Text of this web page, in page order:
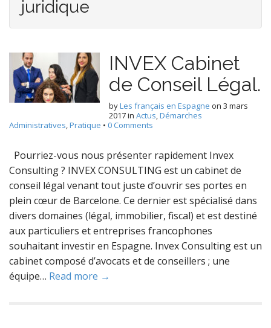
juridique
INVEX Cabinet
de Conseil Légal.
byLes français en Espagne on 3 mars
2017in Actus,Démarches
Administratives,Pratique • 0 Comments
Pourriez-vous nous présenter rapidement Invex
Consulting ? INVEX CONSULTING est un cabinet de
conseil légal venant tout juste d’ouvrir ses portes en
plein cœur de Barcelone. Ce dernier est spécialisé dans
divers domaines (légal, immobilier, fiscal) et est destiné
aux particuliers et entreprises francophones
souhaitant investir en Espagne. Invex Consulting est un
cabinet composé d’avocats et de conseillers ; une
équipe… Read more →